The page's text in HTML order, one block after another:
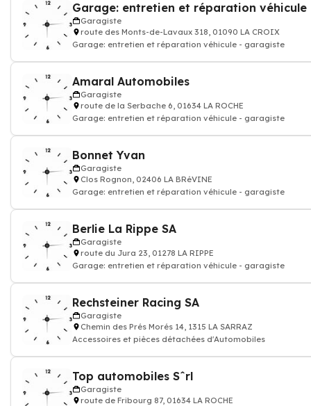
Garage: entretien et réparation
Garagiste
route des Monts-de-Lavaux 318, 01090 LA CROIX
Garage: entretien et réparation véhicule - garagiste
Amaral Automobiles
Garagiste
route de la Serbache 6, 01634 LA ROCHE
Garage: entretien et réparation véhicule - garagiste
Bonnet Yvan
Garagiste
Clos Rognon, 02406 LA BRéVINE
Garage: entretien et réparation véhicule - garagiste
Berlie La Rippe SA
Garagiste
route du Jura 23, 01278 LA RIPPE
Garage: entretien et réparation véhicule - garagiste
Rechsteiner Racing SA
Garagiste
Chemin des Prés Morés 14, 1315 LA SARRAZ
Accessoires et pièces détachées d'Automobiles
Top automobiles Sˆrl
Garagiste
route de Fribourg 87, 01634 LA ROCHE